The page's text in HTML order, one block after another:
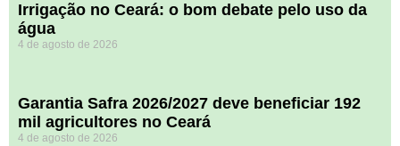
Irrigação no Ceará: o bom debate pelo uso da
água
4 de agosto de 2026
Garantia Safra 2026/2027 deve beneficiar 192
mil agricultores no Ceará
4 de agosto de 2026